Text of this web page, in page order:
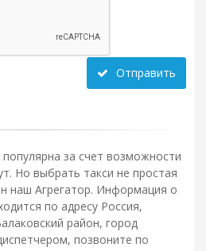
Отправить
за счет возможности
Но выбрать такси не простая
наш Агрегатор. Информация о
по адресу Россия,
район, город
позвоните по